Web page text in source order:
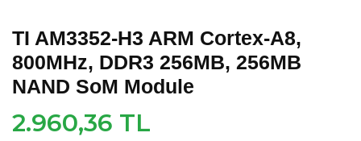
TI AM3352-H3 ARM Cortex-A8,
800MHz, DDR3 256MB, 256MB
NAND SoM Module
2.960,36 TL